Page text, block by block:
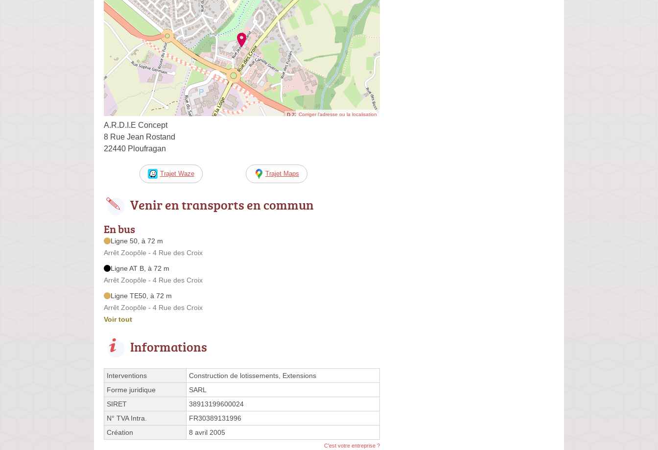
Corriger l’adresse ou la localisation
A.R.D.I.E Concept
8 Rue Jean Rostand
22440 Ploufragan
Trajet Waze Trajet Maps
Venir en transports en commun
En bus
Ligne 50, à 72 m
Arrêt Zoopôle - 4 Rue des Croix
Ligne AT B, à 72 m
Arrêt Zoopôle - 4 Rue des Croix
Ligne TE50, à 72 m
Arrêt Zoopôle - 4 Rue des Croix
Voir tout
Informations
Interventions
Construction de lotissements, Extensions
Forme juridique
SARL
SIRET
38913199600024
N° TVA Intra.
FR30389131996
Création
8 avril 2005
C'est votre entreprise ?